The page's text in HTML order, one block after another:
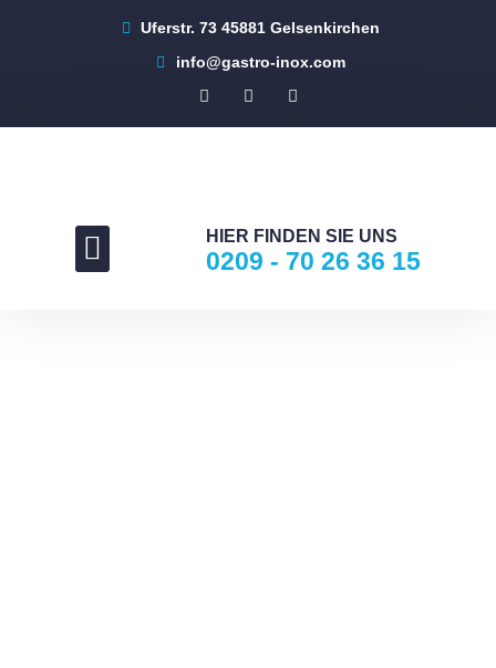
Uferstr. 73 45881 Gelsenkirchen
info@gastro-inox.com
HIER FINDEN SIE UNS
0209 - 70 26 36 15